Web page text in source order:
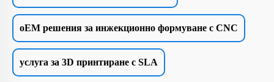
oEM решения за инжекционно формуване с CNC
услуга за 3D принтиране с SLA